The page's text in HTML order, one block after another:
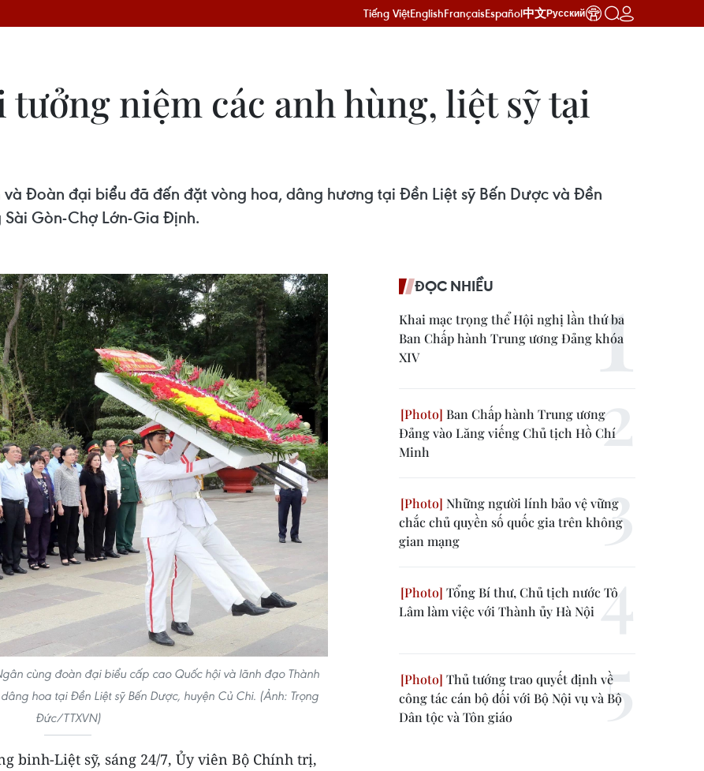
Tiếng ViệtEnglishFrançaisEspañol中文Русский
niệm các anh hùng, liệt sỹ tại
Đoàn đại biểu đã đến đặt vòng hoa, dâng hương tại Đền Liệt sỹ Bến Dược và Đền
Gòn-Chợ Lớn-Gia Định.
cùng đoàn đại biểu cấp cao Quốc hội và lãnh đạo Thành
hoa tại Đền Liệt sỹ Bến Dược, huyện Củ Chi. (Ảnh: Trọng
Đức/TTXVN)
binh-Liệt sỹ, sáng 24/7, Ủy viên Bộ Chính trị,
ĐỌC NHIỀU
Khai mạc trọng thể Hội nghị lần thứ ba
Ban Chấp hành Trung ương Đảng khóa
XIV
Ban Chấp hành Trung ương
Đảng vào Lăng viếng Chủ tịch Hồ Chí
Minh
Những người lính bảo vệ vững
chắc chủ quyền số quốc gia trên không
gian mạng
Tổng Bí thư, Chủ tịch nước Tô
Lâm làm việc với Thành ủy Hà Nội
Thủ tướng trao quyết định về
công tác cán bộ đối với Bộ Nội vụ và Bộ
Dân tộc và Tôn giáo